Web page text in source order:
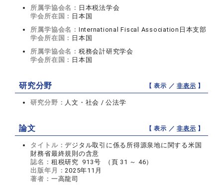
所属学協会名： 日本税法学会
学会所在国： 日本国
所属学協会名： International Fiscal Association日本支部
学会所在国： 日本国
所属学協会名： 税務会計研究学会
学会所在国： 日本国
研究分野 【 表示 ／非表示 】
研究分野： 人文・社会 / 公法学
論文 【 表示 ／非表示 】
タイトル：デジタル取引に係る所得源泉地に関する米国
財務省最終規則の含意
誌名： 租税研究 913号 （頁 31 ～ 46）
出版年月：2025年11月
著者： 一高龍司